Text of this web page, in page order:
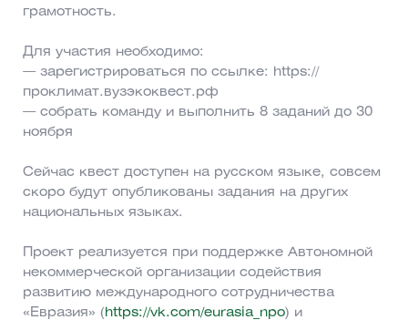
грамотность.
Для участия необходимо:
— зарегистрироваться по ссылке: https://
проклимат.вузэкоквест.рф
— собрать команду и выполнить 8 заданий до 30
ноября
Сейчас квест доступен на русском языке, совсем
скоро будут опубликованы задания на других
национальных языках.
Проект реализуется при поддержке Автономной
некоммерческой организации содействия
развитию международного сотрудничества
«Евразия» ( https://vk.com/eurasia_npo) и